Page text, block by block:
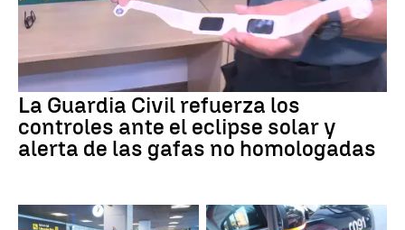
La Guardia Civil refuerza los
controles ante el eclipse solar y
alerta de las gafas no homologadas